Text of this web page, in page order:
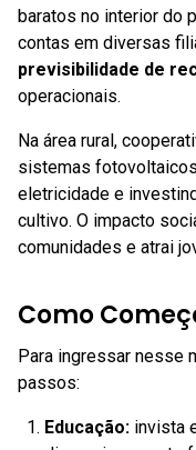
baratos no interior do
contas em diversas
previsibilidade de
operacionais.
Na área rural,
sistemas
eletricidade e
cultivo. O impacto
comunidades e atrai
Como
Para ingressar nesse
passos:
Educação: invista